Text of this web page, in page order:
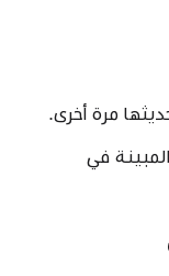
مرة أخرى.
في